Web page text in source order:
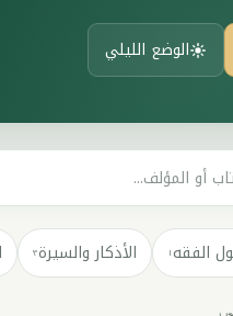
الوضع الليلي
الفقه١ الأذكار والسيرة٣